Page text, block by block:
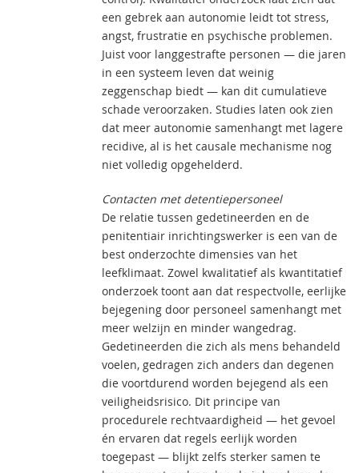
een gebrek aan autonomie leidt tot stress,
angst, frustratie en psychische problemen.
Juist voor langgestrafte personen — die jaren
in een systeem leven dat weinig
zeggenschap biedt — kan dit cumulatieve
schade veroorzaken. Studies laten ook zien
dat meer autonomie samenhangt met lagere
recidive, al is het causale mechanisme nog
niet volledig opgehelderd.
Contacten met detentiepersoneel
De relatie tussen gedetineerden en de
penitentiair inrichtingswerker is een van de
best onderzochte dimensies van het
leefklimaat. Zowel kwalitatief als kwantitatief
onderzoek toont aan dat respectvolle, eerlijke
bejegening door personeel samenhangt met
meer welzijn en minder wangedrag.
Gedetineerden die zich als mens behandeld
voelen, gedragen zich anders dan degenen
die voortdurend worden bejegend als een
veiligheidsrisico. Dit principe van
procedurele rechtvaardigheid — het gevoel
én ervaren dat regels eerlijk worden
toegepast — blijkt zelfs sterker samen te